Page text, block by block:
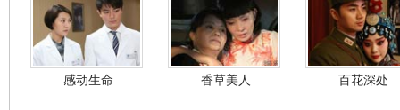
感动生命 香草美人 百花深处